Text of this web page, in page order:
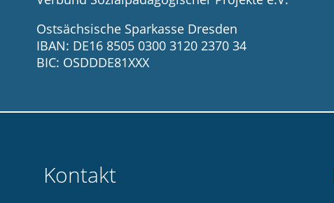
Ostsächsische Sparkasse Dresden
IBAN: DE16 8505 0300 3120 2370 34
BIC: OSDDDE81XXX
Kontakt